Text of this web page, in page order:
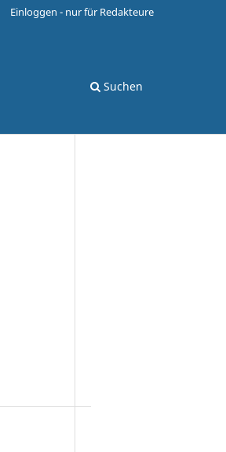
Suchen
Einloggen - nur für Redakteure